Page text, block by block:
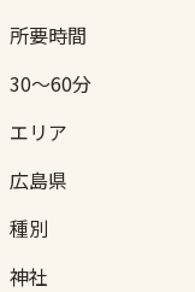
所要時間
30〜60分
エリア
広島県
種別
神社